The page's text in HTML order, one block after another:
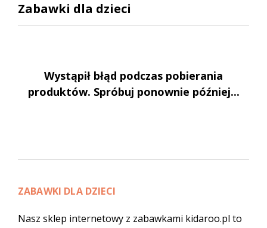
Zabawki dla dzieci
Wystąpił błąd podczas pobierania
produktów. Spróbuj ponownie później...
ZABAWKI DLA DZIECI
Nasz sklep internetowy z zabawkami kidaroo.pl to